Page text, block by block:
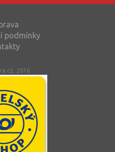
podmínky
2016